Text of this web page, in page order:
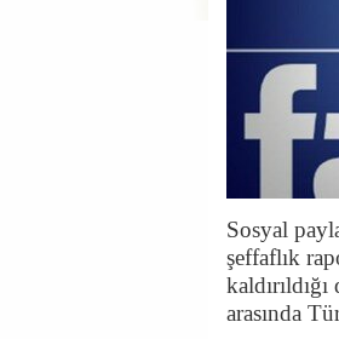
Sosyal
şeffaflık
arasında